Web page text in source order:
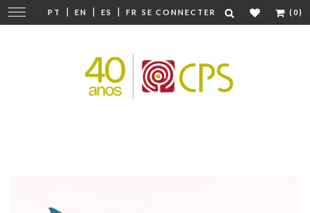
PT | EN | ES | FR SE CONNECTER (0)
Modifier
la